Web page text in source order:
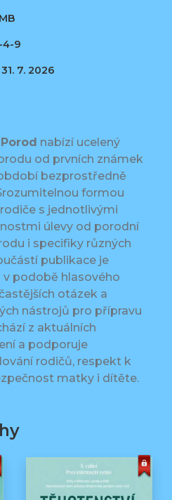
4-9
31. 7. 2026
nabízí ucelený
od prvních známek
bezprostředně
formou
s jednotlivými
úlevy od porodní
i specifiky různých
publikace je
podobě hlasového
otázek a
nástrojů pro přípravu
z aktuálních
a podporuje
rodičů, respekt k
matky i dítěte.